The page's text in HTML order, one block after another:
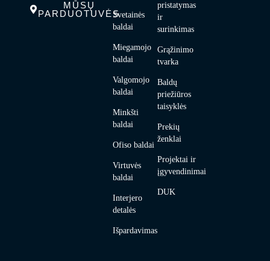
MŪSŲ
PARDUOTUVĖSSvetainės
baldai
Miegamojo
baldai
Valgomojo
baldai
Minkšti
baldai
Ofiso baldai
Virtuvės
baldai
Interjero
detalės
Išpardavimas
pristatymas
ir
surinkimas
Grąžinimo
tvarka
Baldų
priežiūros
taisyklės
Prekių
ženklai
Projektai ir
įgyvendinimai
DUK